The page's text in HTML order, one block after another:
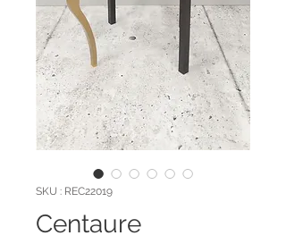
SKU : REC22019
Centaure